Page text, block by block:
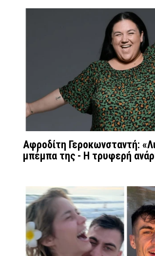
Αφροδίτη Γεροκωνσταντή:
μπέμπα της - Η τρυφερή